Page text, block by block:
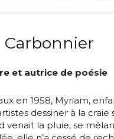
Nom
Prénom
Adresse
Carbonnier
et autrice de poésie
en 1958, Myriam,
dessiner à la craie
venait la pluie, se